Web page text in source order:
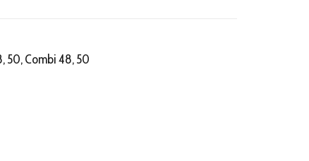
50, Combi 48, 50